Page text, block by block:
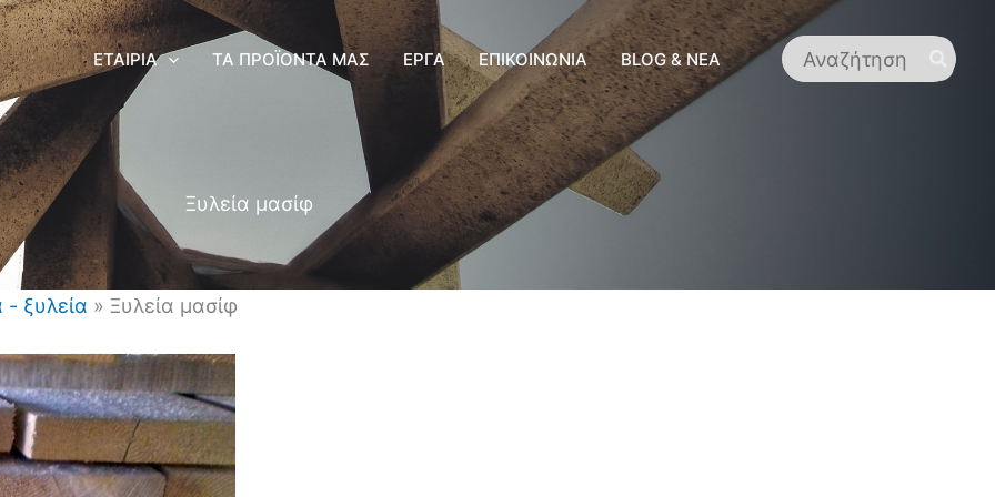
ΕΤΑΙΡΊΑ ΤΑ ΠΡΟΪΌΝΤΑ ΜΑΣ ΈΡΓΑ ΕΠΙΚΟΙΝΩΝΊΑ BLOG & ΝΈΑ
Search
for:
Ξυλεία μασίφ
ξυλεία » Ξυλεία μασίφ